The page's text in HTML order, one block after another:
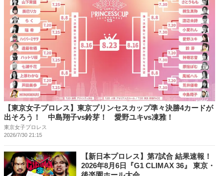
【東京女子プロレス】東京プリンセスカップ準々決勝4カードが
出そろう！ 中島翔子vs鈴芽！ 愛野ユキvs凍雅！
東京女子プロレス
2026/7/30 21:15
【新日本プロレス】第7試合 結果速報！
2026年8月6日『G1 CLIMAX 36』 東京・